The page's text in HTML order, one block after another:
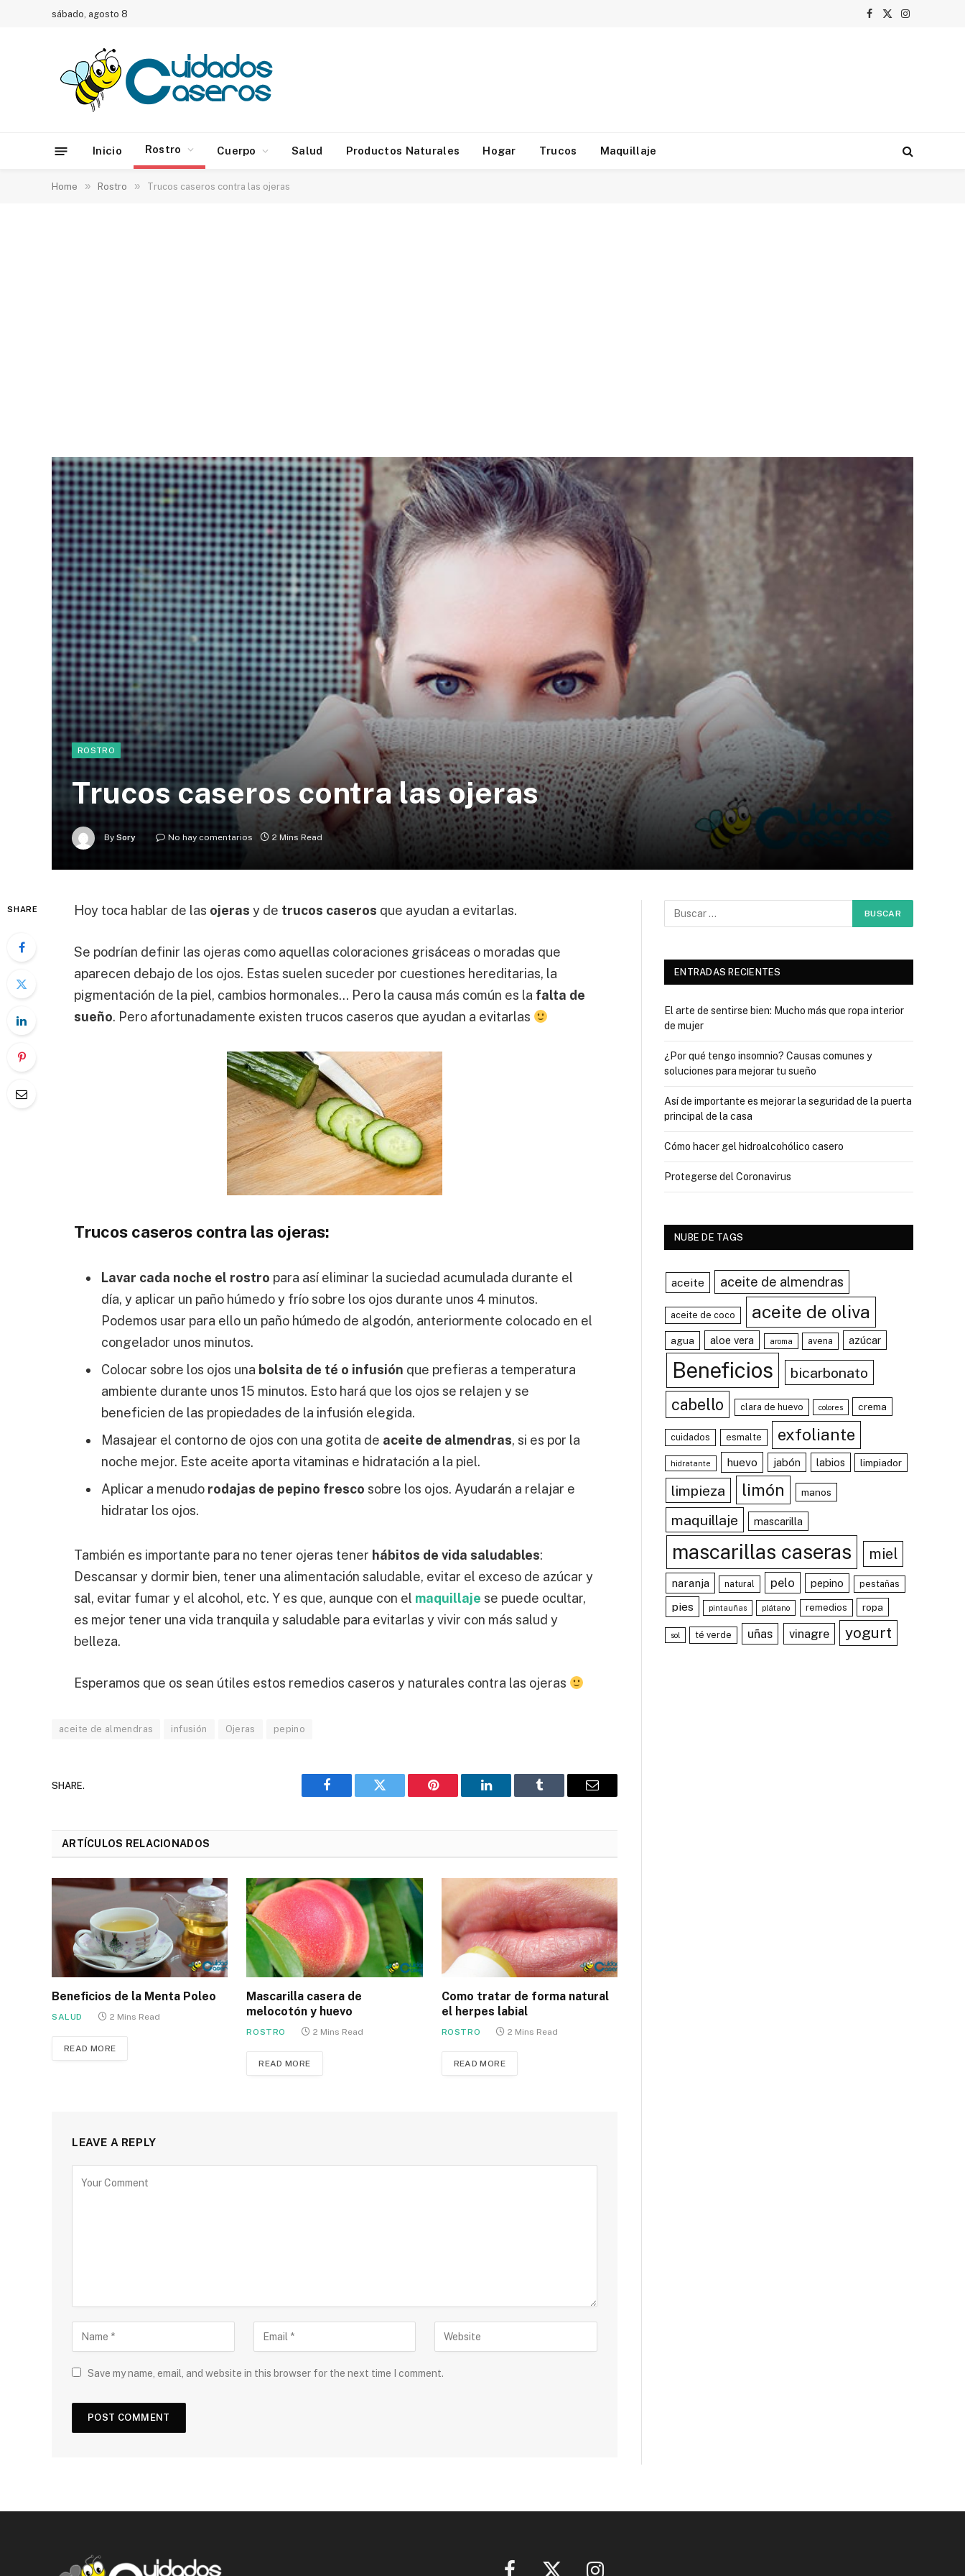
sábado, agosto 8
Facebook
X
Instagram
Inicio Rostro Cuerpo Salud Productos Naturales Hogar Trucos Maquillaje
Home » Rostro » Trucos caseros contra las ojeras
ROSTRO
Trucos caseros contra las ojeras
By Sory No hay comentarios 2 Mins Read
SHARE Hoy toca hablar de las ojeras y de trucos caseros que ayudan a evitarlas.
Se podrían definir las ojeras como aquellas coloraciones grisáceas o moradas que
aparecen debajo de los ojos. Estas suelen suceder por cuestiones hereditarias, la
pigmentación de la piel, cambios hormonales… Pero la causa más común es la falta de
sueño. Pero afortunadamente existen trucos caseros que ayudan a evitarlas
Trucos caseros contra las ojeras:
Lavar cada noche el rostro para así eliminar la suciedad acumulada durante el
día, y aplicar un paño húmedo y frío sobre los ojos durante unos 4 minutos.
Podemos usar para ello un paño húmedo de algodón, anteriormente colocado en el
congelador unos minutos.
Colocar sobre los ojos una bolsita de té o infusión que prefieras a temperatura
ambiente durante unos 15 minutos. Esto hará que los ojos se relajen y se
beneficien de las propiedades de la infusión elegida.
Masajear el contorno de ojos con una gotita de aceite de almendras, si es por la
noche mejor. Este aceite aporta vitaminas e hidratación a la piel.
Aplicar a menudo rodajas de pepino fresco sobre los ojos. Ayudarán a relajar e
hidratar los ojos.
También es importante para no tener ojeras tener hábitos de vida saludables:
Descansar y dormir bien, tener una alimentación saludable, evitar el exceso de azúcar y
sal, evitar fumar y el alcohol, etc. Y es que, aunque con el maquillaje se puede ocultar,
es mejor tener una vida tranquila y saludable para evitarlas y vivir con más salud y
belleza.
Esperamos que os sean útiles estos remedios caseros y naturales contra las ojeras
aceite de almendras infusión Ojeras pepino
SHARE.
Facebook Twitter Pinterest LinkedIn Tumblr Email
ARTÍCULOS RELACIONADOS
Beneficios de la Menta Poleo
SALUD 2 Mins Read
READ MORE
Mascarilla casera de
melocotón y huevo
ROSTRO 2 Mins Read
READ MORE
Como tratar de forma natural
el herpes labial
ROSTRO 2 Mins Read
READ MORE
LEAVE A REPLY
Save my name, email, and website in this browser for the next time I comment.
ENTRADAS RECIENTES
El arte de sentirse bien: Mucho más que ropa interior
de mujer
¿Por qué tengo insomnio? Causas comunes y
soluciones para mejorar tu sueño
Así de importante es mejorar la seguridad de la puerta
principal de la casa
Cómo hacer gel hidroalcohólico casero
Protegerse del Coronavirus
NUBE DE TAGS
aceite aceite de almendras
aceite de coco aceite de oliva
agua aloe vera aroma avena azúcar
Beneficios bicarbonato
cabello clara de huevo colores crema
cuidados esmalte exfoliante
hidratante huevo jabón labios limpiador
limpieza limón manos
maquillaje mascarilla
mascarillas caseras miel
naranja natural pelo pepino pestañas
pies pintauñas plátano remedios ropa
sol té verde uñas vinagre yogurt